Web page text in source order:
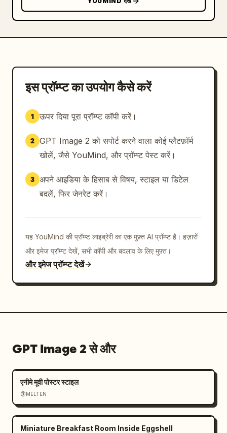
इस प्रॉम्प्ट का उपयोग कैसे करें
1 ऊपर दिया पूरा प्रॉम्प्ट कॉपी करें।
2 GPT Image 2 को सपोर्ट करने वाला कोई प्लैटफ़ॉर्म
खोलें, जैसे YouMind, और प्रॉम्प्ट पेस्ट करें।
3 अपने आइडिया के हिसाब से विषय, स्टाइल या डिटेल
बदलें, फिर जेनरेट करें।
यह YouMind की प्रॉम्प्ट लाइब्रेरी का एक मुफ़्त AI प्रॉम्प्ट है। हज़ारों
और इमेज प्रॉम्प्ट देखें, सभी कॉपी और बदलाव के लिए मुफ़्त।
और इमेज प्रॉम्प्ट देखें
GPT Image 2 से और
एनीमे मूवी पोस्टर स्टाइल
@MELTEN
Miniature Breakfast Room Inside Eggshell